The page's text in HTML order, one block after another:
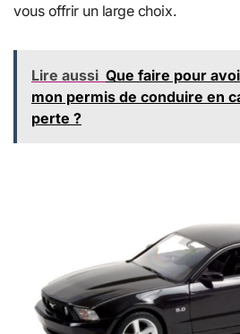
vous offrir un large choix.
Lire aussi Que faire pour
mon permis de conduire en
perte ?